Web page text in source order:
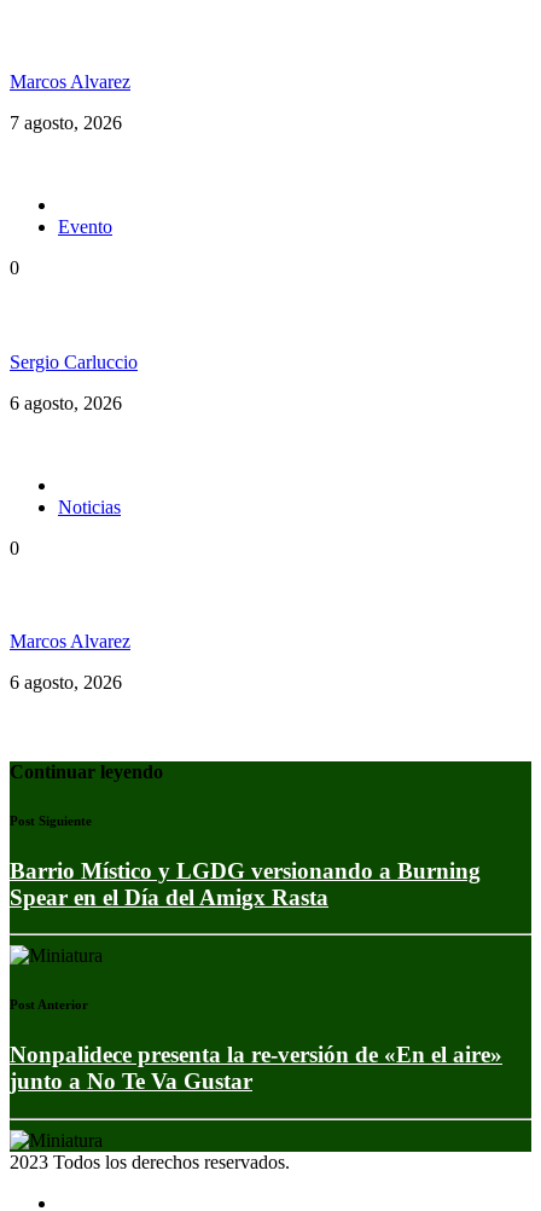
Marcos Alvarez
7 agosto, 2026
Evento
0
Sergio Carluccio
6 agosto, 2026
Noticias
0
Marcos Alvarez
6 agosto, 2026
Continuar leyendo
Post Siguiente
Barrio Místico y LGDG versionando a Burning
Spear en el Día del Amigx Rasta
Post Anterior
Nonpalidece presenta la re-versión de «En el aire»
junto a No Te Va Gustar
2023 Todos los derechos reservados.